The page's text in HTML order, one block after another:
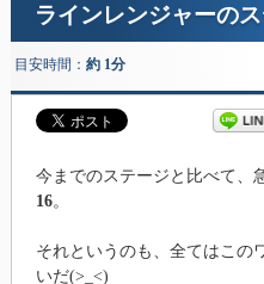
ラインレンジャーの
目安時間： 約 1分
今までのステージと比べて、
16。
それというのも、全てはこの
いだ(>_<)